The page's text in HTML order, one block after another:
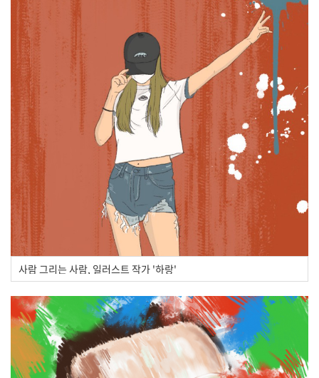
사람 그리는 사람, 일러스트 작가 '하랑'